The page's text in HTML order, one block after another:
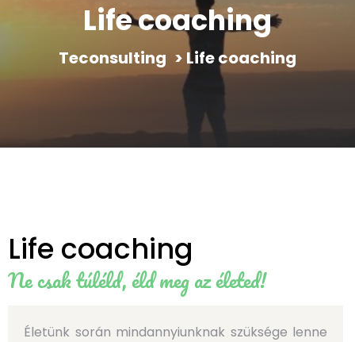
Life coaching
Teconsulting > Life coaching
Life coaching
Ne csak túléld, éld meg az életed!
Életünk során mindannyiunknak szüksége lenne